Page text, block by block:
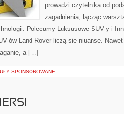
prowadzi czytelnika od
zagadnienia, łącząc
Polecamy Luksusowe SUV-y i
ów Land Rover liczą się niuanse.
a […]
SPONSOROWANE